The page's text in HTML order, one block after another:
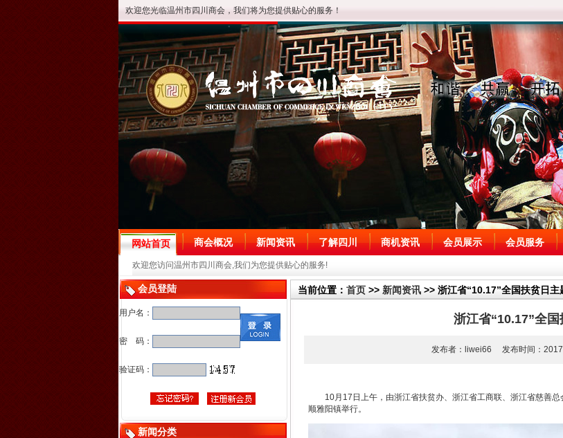
欢迎您光临温州市四川商会，我们将为您提供贴心的服务！
网站首页
欢迎您访问温州市四川商会,我们为您提供贴心的服务!
商会概况 新闻资讯 了解四川 商机资讯 会员展示 会员服务
会员登陆
用户名：
密 码：
验证码：
新闻分类
当前位置： 首页 >>新闻资讯 >> 浙江省“10.17”全国扶贫日主
浙江省“10.17”全
发布者：liwei66 发布时间：
10月17日上午，由浙江省扶贫办、浙江省工商联、浙江省慈善
顺雅阳镇举行。